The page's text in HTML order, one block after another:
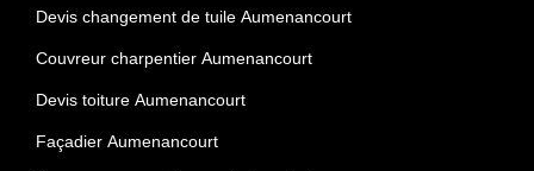
Devis changement de tuile Aumenancourt
Couvreur charpentier Aumenancourt
Devis toiture Aumenancourt
Façadier Aumenancourt